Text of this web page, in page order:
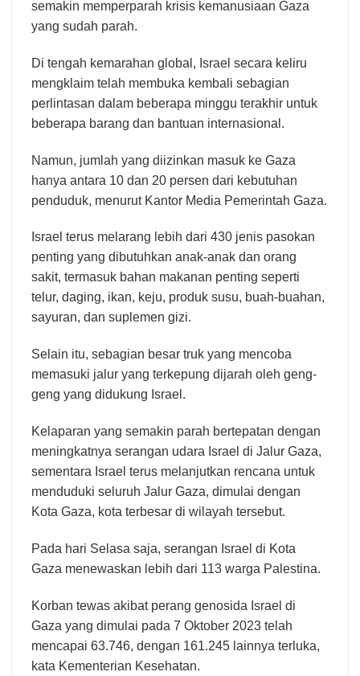
semakin memperparah krisis kemanusiaan Gaza
yang sudah parah.
Di tengah kemarahan global, Israel secara keliru
mengklaim telah membuka kembali sebagian
perlintasan dalam beberapa minggu terakhir untuk
beberapa barang dan bantuan internasional.
Namun, jumlah yang diizinkan masuk ke Gaza
hanya antara 10 dan 20 persen dari kebutuhan
penduduk, menurut Kantor Media Pemerintah Gaza.
Israel terus melarang lebih dari 430 jenis pasokan
penting yang dibutuhkan anak-anak dan orang
sakit, termasuk bahan makanan penting seperti
telur, daging, ikan, keju, produk susu, buah-buahan,
sayuran, dan suplemen gizi.
Selain itu, sebagian besar truk yang mencoba
memasuki jalur yang terkepung dijarah oleh geng-
geng yang didukung Israel.
Kelaparan yang semakin parah bertepatan dengan
meningkatnya serangan udara Israel di Jalur Gaza,
sementara Israel terus melanjutkan rencana untuk
menduduki seluruh Jalur Gaza, dimulai dengan
Kota Gaza, kota terbesar di wilayah tersebut.
Pada hari Selasa saja, serangan Israel di Kota
Gaza menewaskan lebih dari 113 warga Palestina.
Korban tewas akibat perang genosida Israel di
Gaza yang dimulai pada 7 Oktober 2023 telah
mencapai 63.746, dengan 161.245 lainnya terluka,
kata Kementerian Kesehatan.